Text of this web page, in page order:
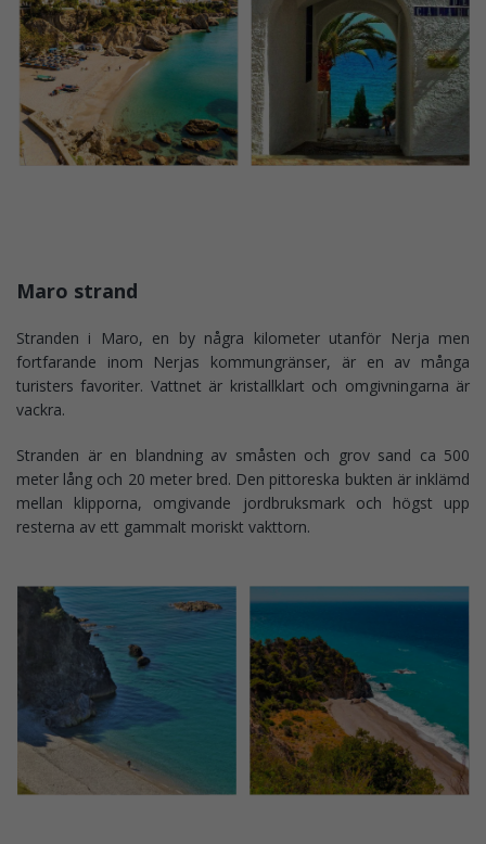
Maro strand
Stranden i Maro, en by några kilometer utanför Nerja men
fortfarande inom Nerjas kommungränser, är en av många
turisters favoriter. Vattnet är kristallklart och omgivningarna är
vackra.
Stranden är en blandning av småsten och grov sand ca 500
meter lång och 20 meter bred. Den pittoreska bukten är inklämd
mellan klipporna, omgivande jordbruksmark och högst upp
resterna av ett gammalt moriskt vakttorn.